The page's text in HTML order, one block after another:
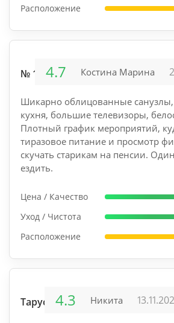
Расположение
№ 12 4.7 Костина Марина
Шикарно облицованные
кухня, большие телевизоры,
Плотный график мероприятий,
тиразовое питание и просмотр
скучать старикам на пенсии.
ездить.
Цена / Качество
Уход / Чистота
Расположение
Таруса 4.3 Никита